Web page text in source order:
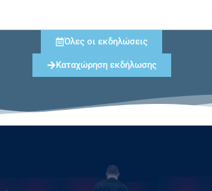
Όλες οι εκδηλώσεις
Καταχώρηση εκδήλωσης